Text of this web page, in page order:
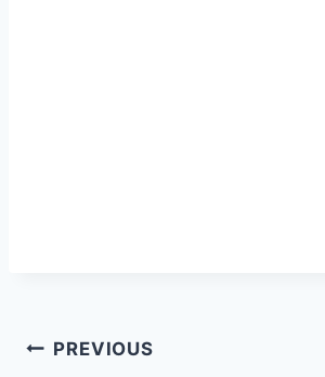
Post
PREVIOUS